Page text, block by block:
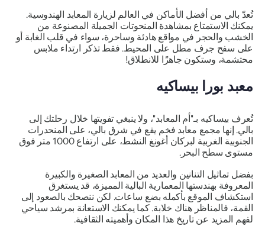
تُعدّ بالي من أفضل الأماكن في العالم لزيارة المعابد الهندوسية.
يمكنك الاستمتاع بمشاهدة المنحوتات الجميلة المصنوعة من
الخشب والحجر في مواقع هادئة وساحرة، سواء في قلب الغابة أو
على سفح جرف مطل على المحيط. فقط تذكر ارتداء ملابس
محتشمة، وستكون جاهزًا للانطلاق!
معبد بورا بيساكيه
تُعرف بيساكيه بـ"أم المعابد"، ولا ينبغي تفويتها خلال رحلتك إلى
بالي. إنها مجمع معابد فخم يقع في شرق بالي، على المنحدرات
الجنوبية الغربية لبركان أغونغ النشط، على ارتفاع 1000 متر فوق
مستوى سطح البحر.
بفضل تماثيل التنانين والعديد من المعابد الصغيرة والكبيرة
المعروفة بهندستها المعمارية البالية المميزة، قد يستغرق
استكشاف الموقع بأكمله بضع ساعات. لكن ننصحك بالصعود إلى
القمة، فالمناظر هناك خلابة. كما يمكنك الاستعانة بمرشد سياحي
لفهم المزيد عن تاريخ هذا المكان وأهميته الثقافية.